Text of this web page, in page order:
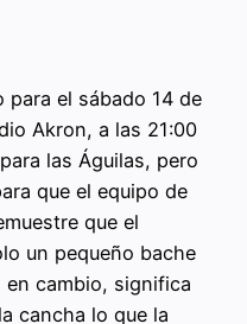
el sábado 14 de
Akron, a las 21:00
las Águilas, pero
que el equipo de
que el
un pequeño bache
en cambio, significa
cancha lo que la